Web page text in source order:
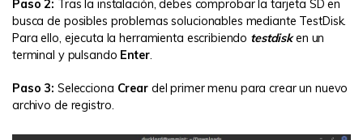
Paso 2: Tras la instalación, debes comprobar la tarjeta SD en
busca de posibles problemas solucionables mediante TestDisk.
Para ello, ejecuta la herramienta escribiendo testdisk en un
terminal y pulsando Enter.
Paso 3: Selecciona Crear del primer menu para crear un nuevo
archivo de registro.